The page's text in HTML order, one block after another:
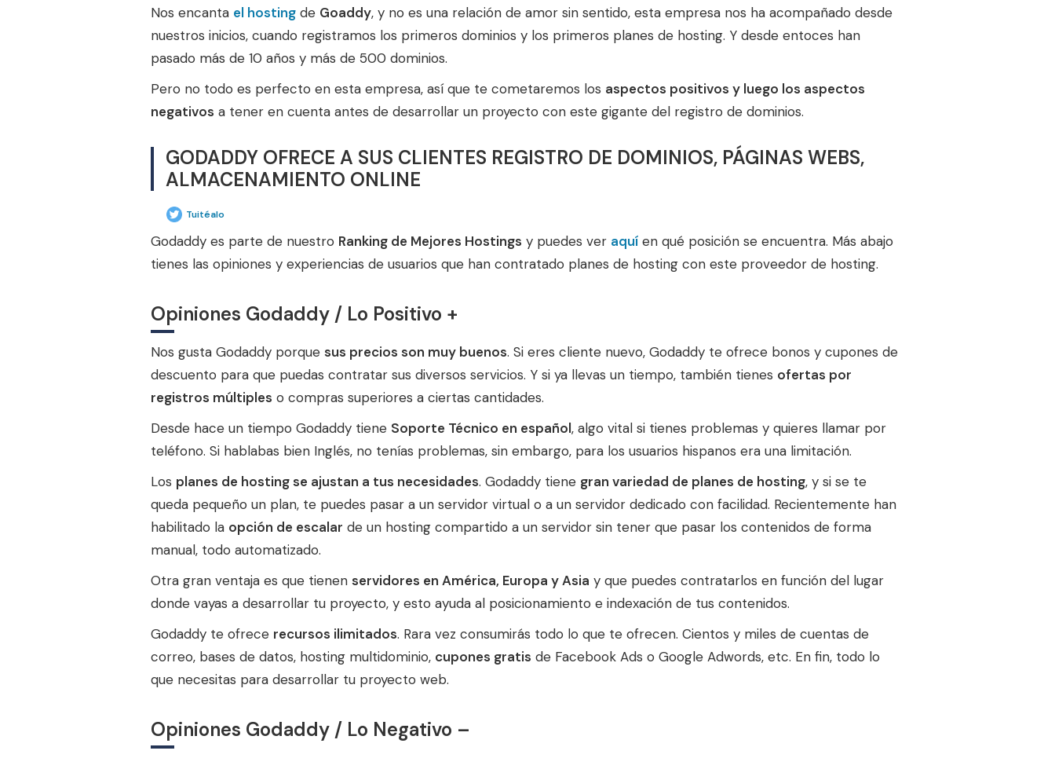
Nos encanta el hosting de Goaddy, y no es una relación de amor sin sentido, esta empresa nos ha acompañado desde
nuestros inicios, cuando registramos los primeros dominios y los primeros planes de hosting. Y desde entoces han
pasado más de 10 años y más de 500 dominios.
Pero no todo es perfecto en esta empresa, así que te cometaremos los aspectos positivos y luego los aspectos
negativos a tener en cuenta antes de desarrollar un proyecto con este gigante del registro de dominios.
GODADDY OFRECE A SUS CLIENTES REGISTRO DE DOMINIOS, PÁGINAS WEBS,
ALMACENAMIENTO ONLINE
Tuitéalo
Godaddy es parte de nuestro Ranking de Mejores Hostings y puedes ver aquí en qué posición se encuentra. Más abajo
tienes las opiniones y experiencias de usuarios que han contratado planes de hosting con este proveedor de hosting.
Opiniones Godaddy / Lo Positivo +
Nos gusta Godaddy porque sus precios son muy buenos. Si eres cliente nuevo, Godaddy te ofrece bonos y cupones de
descuento para que puedas contratar sus diversos servicios. Y si ya llevas un tiempo, también tienes ofertas por
registros múltiples o compras superiores a ciertas cantidades.
Desde hace un tiempo Godaddy tiene Soporte Técnico en español, algo vital si tienes problemas y quieres llamar por
teléfono. Si hablabas bien Inglés, no tenías problemas, sin embargo, para los usuarios hispanos era una limitación.
Los planes de hosting se ajustan a tus necesidades. Godaddy tiene gran variedad de planes de hosting, y si se te
queda pequeño un plan, te puedes pasar a un servidor virtual o a un servidor dedicado con facilidad. Recientemente han
habilitado la opción de escalar de un hosting compartido a un servidor sin tener que pasar los contenidos de forma
manual, todo automatizado.
Otra gran ventaja es que tienen servidores en América, Europa y Asia y que puedes contratarlos en función del lugar
donde vayas a desarrollar tu proyecto, y esto ayuda al posicionamiento e indexación de tus contenidos.
Godaddy te ofrece recursos ilimitados. Rara vez consumirás todo lo que te ofrecen. Cientos y miles de cuentas de
correo, bases de datos, hosting multidominio, cupones gratis de Facebook Ads o Google Adwords, etc. En fin, todo lo
que necesitas para desarrollar tu proyecto web.
Opiniones Godaddy / Lo Negativo –